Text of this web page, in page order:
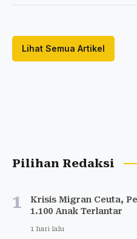
Lihat Semua Artikel
Pilihan Redaksi
1
Krisis Migran Ceuta,
1.100 Anak Terlantar
1 hari lalu